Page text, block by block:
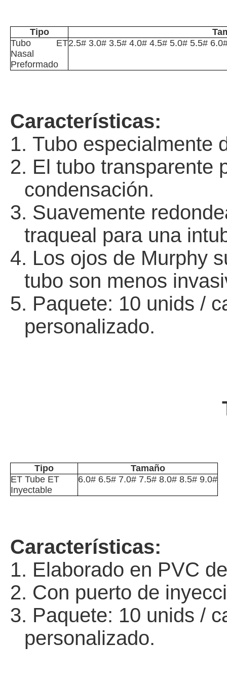
Tipo
Tubo ET
Nasal
Preformado
2.5# 3.0# 3.5# 4.0# 4.5# 5.0# 5.5#
Características:
1. Tubo especialmente
2. El tubo transparente
condensación.
3. Suavemente
traqueal para una
4. Los ojos de Murphy
tubo son menos
5. Paquete: 10 unids /
personalizado.
Tubo ET
Tipo
Tamaño
ET Tube ET
Inyectable
6.0# 6.5# 7.0# 7.5# 8.0# 8.5# 9.0#
Características:
1. Elaborado en PVC
2. Con puerto de
3. Paquete: 10 unids /
personalizado.